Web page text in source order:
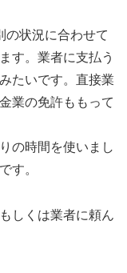
の状況に合わせて
す。業者に支払う
たいです。直接業
業の免許ももって
の時間を使いまし
す。
しくは業者に頼ん